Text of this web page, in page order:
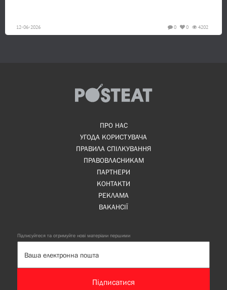
12-06-2026 4202
0
0
ПРО НАС
УГОДА КОРИСТУВАЧА
ПРАВИЛА СПІЛКУВАННЯ
ПРАВОВЛАСНИКАМ
ПАРТНЕРИ
КОНТАКТИ
РЕКЛАМА
ВАКАНСІЇ
Підписуйтеся та отримуйте нові матеріали першими
Підписатися